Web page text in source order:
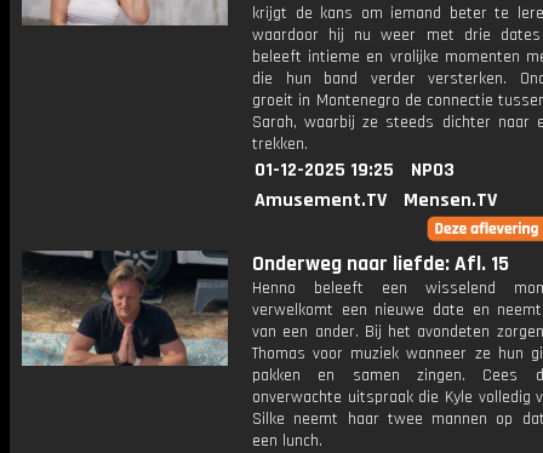
krijgt de kans om iemand beter te
waardoor hij nu weer met drie
beleeft intieme en vrolijke momenten
die hun band verder versterken.
groeit in Montenegro de connectie
Sarah, waarbij ze steeds dichter naar
trekken.
01-12-2025 19:25
NPO3
Amusement.TV
Mensen.TV
Onderweg naar liefde: Afl. 15
Henno beleeft een wisselend
verwelkomt een nieuwe date en
van een ander. Bij het avondeten
Thomas voor muziek wanneer ze hun
pakken en samen zingen. Cees
onverwachte uitspraak die Kyle volledig
Silke neemt haar twee mannen op
een lunch.